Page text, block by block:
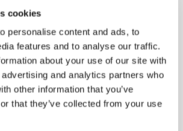
cookies
personalise content and ads, to
features and to analyse our traffic.
about your use of our site with
and analytics partners who
other information that you’ve
that they’ve collected from your use
goed en veilig